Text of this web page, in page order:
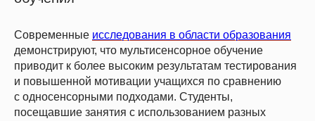
Современные исследования в области образования
демонстрируют, что мультисенсорное обучение
приводит к более высоким результатам тестирования
и повышенной мотивации учащихся по сравнению
с односенсорными подходами. Студенты,
посещавшие занятия с использованием разных